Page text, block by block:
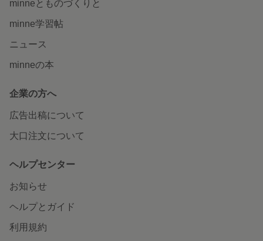
minneとものづくりと
minne学習帖
ニュース
minneの本
企業の方へ
広告出稿について
大口注文について
ヘルプセンター
お知らせ
ヘルプとガイド
利用規約